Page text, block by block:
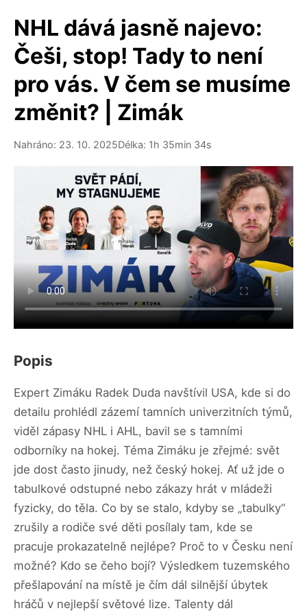
NHL dává jasně najevo:
Češi, stop! Tady to není
pro vás. V čem se musíme
změnit? | Zimák
Nahráno: 23. 10. 2025Délka: 1h 35min 34s
Popis
Expert Zimáku Radek Duda navštívil USA, kde si do
detailu prohlédl zázemí tamních univerzitních týmů,
viděl zápasy NHL i AHL, bavil se s tamními
odborníky na hokej. Téma Zimáku je zřejmé: svět
jde dost často jinudy, než český hokej. Ať už jde o
tabulkové odstupné nebo zákazy hrát v mládeži
fyzicky, do těla. Co by se stalo, kdyby se „tabulky“
zrušily a rodiče své děti posílaly tam, kde se
pracuje prokazatelně nejlépe? Proč to v Česku není
možné? Kdo se čeho bojí? Výsledkem tuzemského
přešlapování na místě je čím dál silnější úbytek
hráčů v nejlepší světové lize. Talenty dál